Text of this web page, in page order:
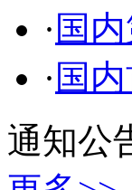
· 国
· 国
通知公